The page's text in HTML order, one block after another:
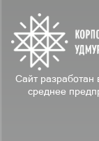
Сайт разработан
среднее